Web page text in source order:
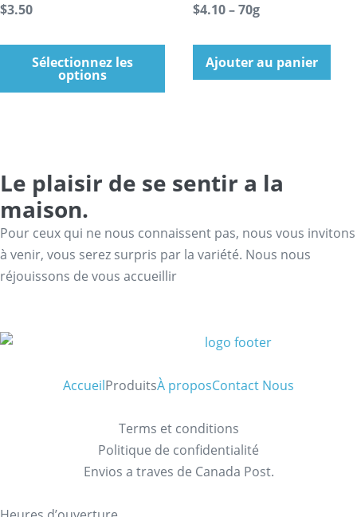
$3.50
Sélectionnez les
options
$4.10 – 70g
Ajouter au panier
Le plaisir de se sentir a la
maison.
Pour ceux qui ne nous connaissent pas, nous vous invitons
à venir, vous serez surpris par la variété. Nous nous
réjouissons de vous accueillir
AccueilProduitsÀ proposContact Nous
Terms et conditions
Politique de confidentialité
Envios a traves de Canada Post.